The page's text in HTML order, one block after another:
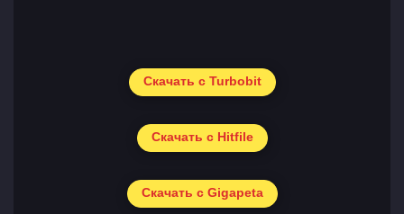
Скачать с Turbobit
Скачать с Hitfile
Скачать с Gigapeta